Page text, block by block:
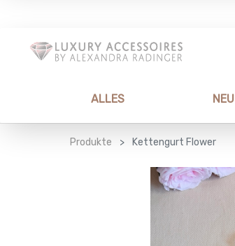
ALLES NEU
Produkte Kettengurt Flower